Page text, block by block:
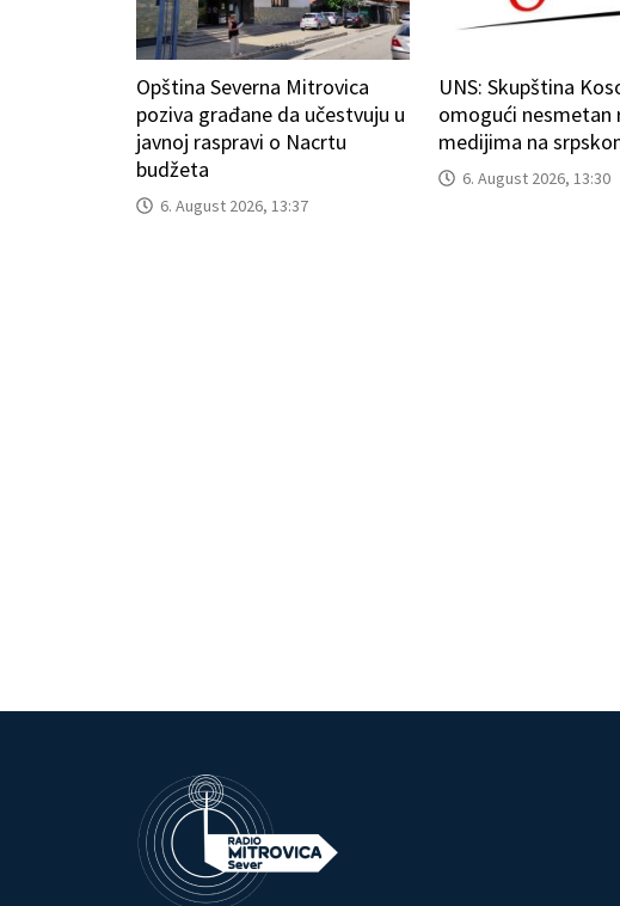
Opština Severna Mitrovica
poziva građane da učestvuju u
javnoj raspravi o Nacrtu
budžeta
6. August 2026, 13:37
UNS: Skupština
omogući nesmetan
medijima na
6. August 2026, 13:30